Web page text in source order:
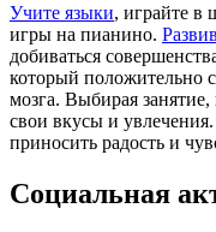
Учите языки, играйте в
игры на пианино.
добиваться
который положительно
мозга. Выбирая
свои вкусы и
приносить радость и
Социальная